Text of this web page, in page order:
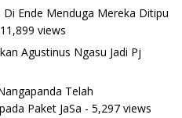
Ende Menduga Mereka Ditipu
views
Agustinus Ngasu Jadi Pj
Telah
Paket JaSa - 5,297 views